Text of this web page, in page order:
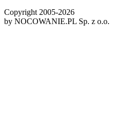
Copyright 2005-2026
by NOCOWANIE.PL Sp. z o.o.